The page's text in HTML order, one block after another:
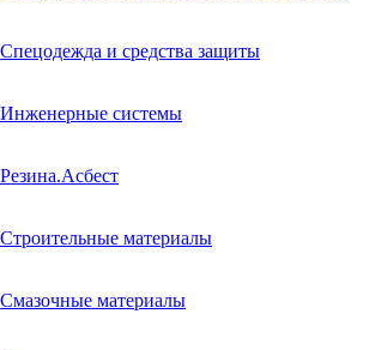
Спецодежда и средства защиты
Инженерные системы
Резина.Асбест
Строительные материалы
Смазочные материалы